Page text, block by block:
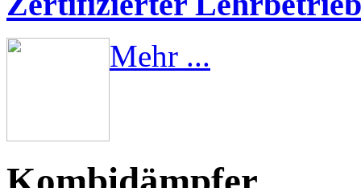
Mehr ...